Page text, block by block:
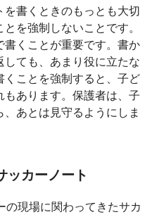
書くときのもっとも大切
を強制しないことです。
くことが重要です。書か
しても、あまり役に立たな
くことを強制すると、子ど
もあります。保護者は、子
あとは見守るようにしま
ッカーノート
の現場に関わってきたサカ